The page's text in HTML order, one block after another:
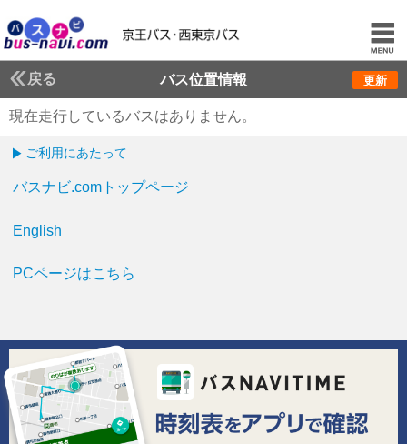
戻る バス位置情報 更新
現在走行しているバスはありません。
ご利用にあたって
バスナビ.comトップページ
English
PCページはこちら